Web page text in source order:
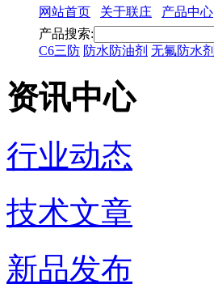
网站首页 关于联庄 产品中心
产品搜索:
C6三防 防水防油剂 无氟防水剂
资讯中心
行业动态
技术文章
新品发布